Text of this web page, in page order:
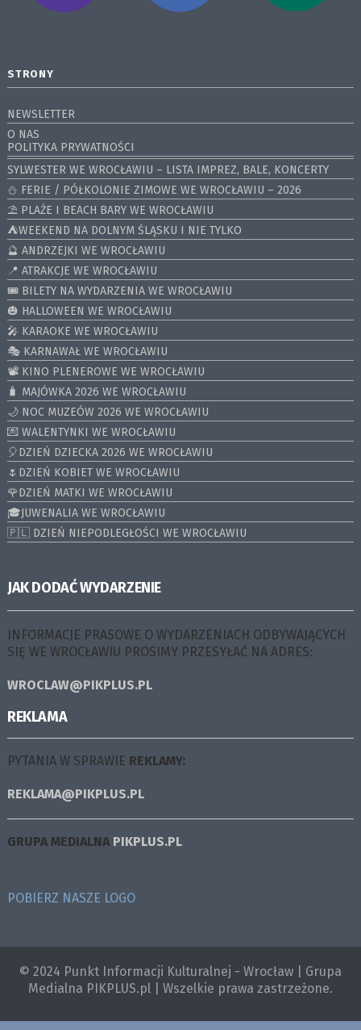
STRONY
NEWSLETTER
O NAS
POLITYKA PRYWATNOŚCI
SYLWESTER WE WROCŁAWIU – LISTA IMPREZ, BALE, KONCERTY
⛄️ FERIE / PÓŁKOLONIE ZIMOWE WE WROCŁAWIU – 2026
⛱️ PLAŻE I BEACH BARY WE WROCŁAWIU
⛺️WEEKEND NA DOLNYM ŚLĄSKU I NIE TYLKO
🔮 ANDRZEJKI WE WROCŁAWIU
📍 ATRAKCJE WE WROCŁAWIU
🎟️ BILETY NA WYDARZENIA WE WROCŁAWIU
🎃 HALLOWEEN WE WROCŁAWIU
🎤 KARAOKE WE WROCŁAWIU
🎭 KARNAWAŁ WE WROCŁAWIU
📽️ KINO PLENEROWE WE WROCŁAWIU
🧳 MAJÓWKA 2026 WE WROCŁAWIU
🌙 NOC MUZEÓW 2026 WE WROCŁAWIU
💌 WALENTYNKI WE WROCŁAWIU
🎈DZIEŃ DZIECKA 2026 WE WROCŁAWIU
🌷DZIEŃ KOBIET WE WROCŁAWIU
🌹DZIEŃ MATKI WE WROCŁAWIU
🎓JUWENALIA WE WROCŁAWIU
🇵🇱 DZIEŃ NIEPODLEGŁOŚCI WE WROCŁAWIU
JAK DODAĆ WYDARZENIE
INFORMACJE PRASOWE O WYDARZENIACH ODBYWAJĄCYCH
SIĘ WE WROCŁAWIU PROSIMY PRZESYŁAĆ NA ADRES:
WROCLAW@PIKPLUS.PL
REKLAMA
PYTANIA W SPRAWIE REKLAMY:
REKLAMA@PIKPLUS.PL
GRUPA MEDIALNA PIKPLUS.PL
POBIERZ NASZE LOGO
© 2024 Punkt Informacji Kulturalnej - Wrocław | Grupa
Medialna PIKPLUS.pl | Wszelkie prawa zastrzeżone.